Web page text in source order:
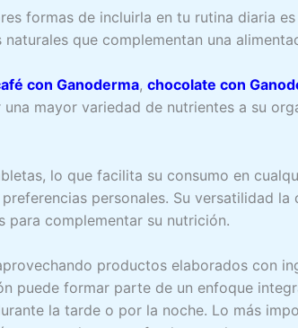
formas de incluirla en tu rutina diaria
que complementan una
con Ganoderma, chocolate con
mayor variedad de nutrientes a su
lo que facilita su consumo en
personales. Su versatilidad
para complementar su nutrición.
productos elaborados con
puede formar parte de un enfoque
la tarde o por la noche. Lo más